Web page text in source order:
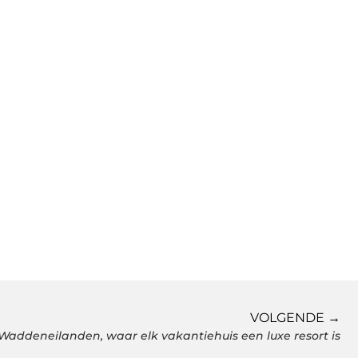
VOLGENDE →
waar elk vakantiehuis een luxe resort is